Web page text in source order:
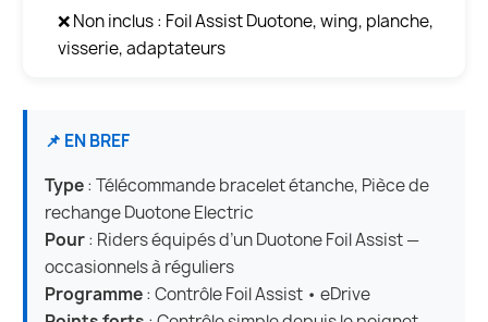
❌ Non inclus : Foil Assist Duotone, wing, planche,
visserie, adaptateurs
📌 EN BREF
Type: Télécommande bracelet étanche, Pièce de
rechange Duotone Electric
Pour: Riders équipés d’un Duotone Foil Assist —
occasionnels à réguliers
Programme: Contrôle Foil Assist • eDrive